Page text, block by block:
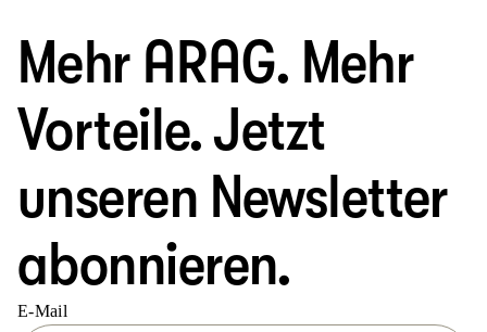
Mehr ARAG. Mehr
Vorteile. Jetzt
unseren Newsletter
abonnieren.
E-Mail